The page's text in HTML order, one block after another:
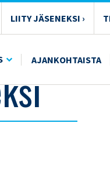
LIITY JÄSENEKSI ›
AJANKOHTAISTA